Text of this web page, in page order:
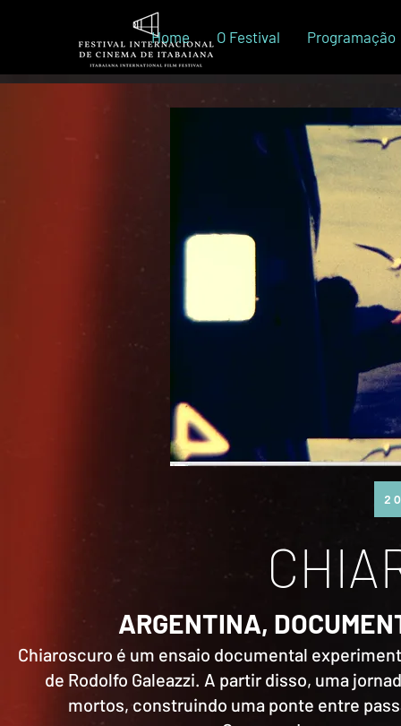
Home O Festival Programação
ARGENTINA,
Chiaroscuro é um ensaio documental
de Rodolfo Galeazzi. A partir disso, uma
mortos, construindo uma ponte entre